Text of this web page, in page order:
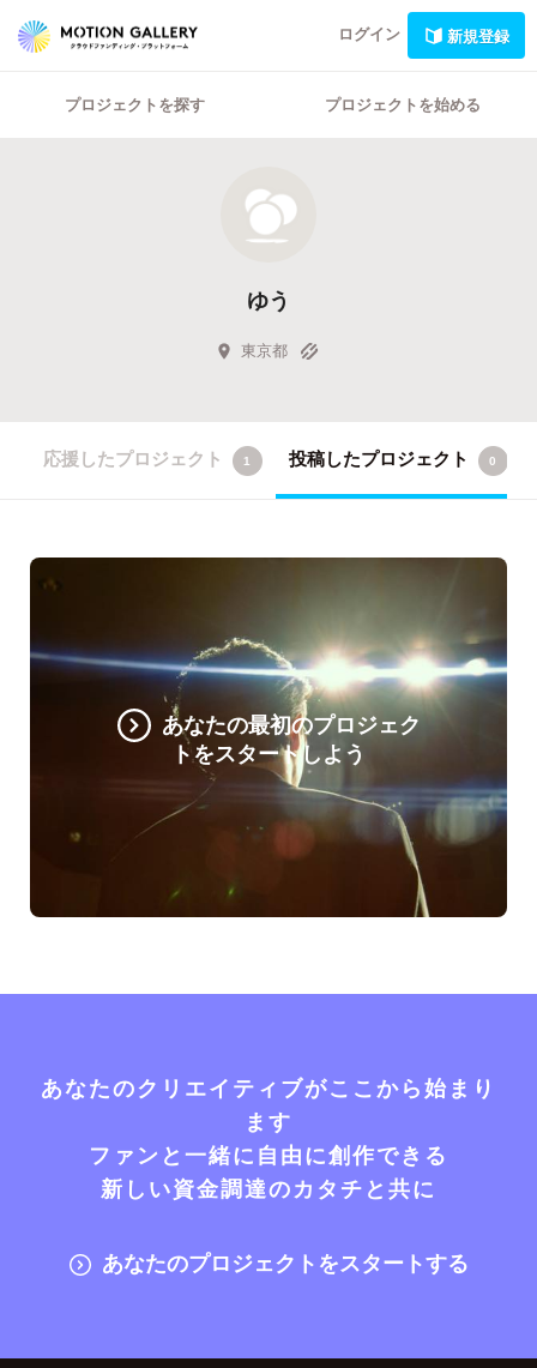
ログイン 新規登録
プロジェクトを探す プロジェクトを始める
ゆう
東京都
応援したプロジェクト 1 投稿したプロジェクト 0
あなたの最初のプロジェク
トをスタートしよう
あなたのクリエイティブがここから始まり
ます
ファンと一緒に自由に創作できる
新しい資金調達のカタチと共に
あなたのプロジェクトをスタートする